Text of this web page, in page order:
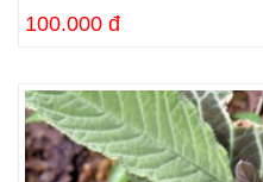
100.000 đ